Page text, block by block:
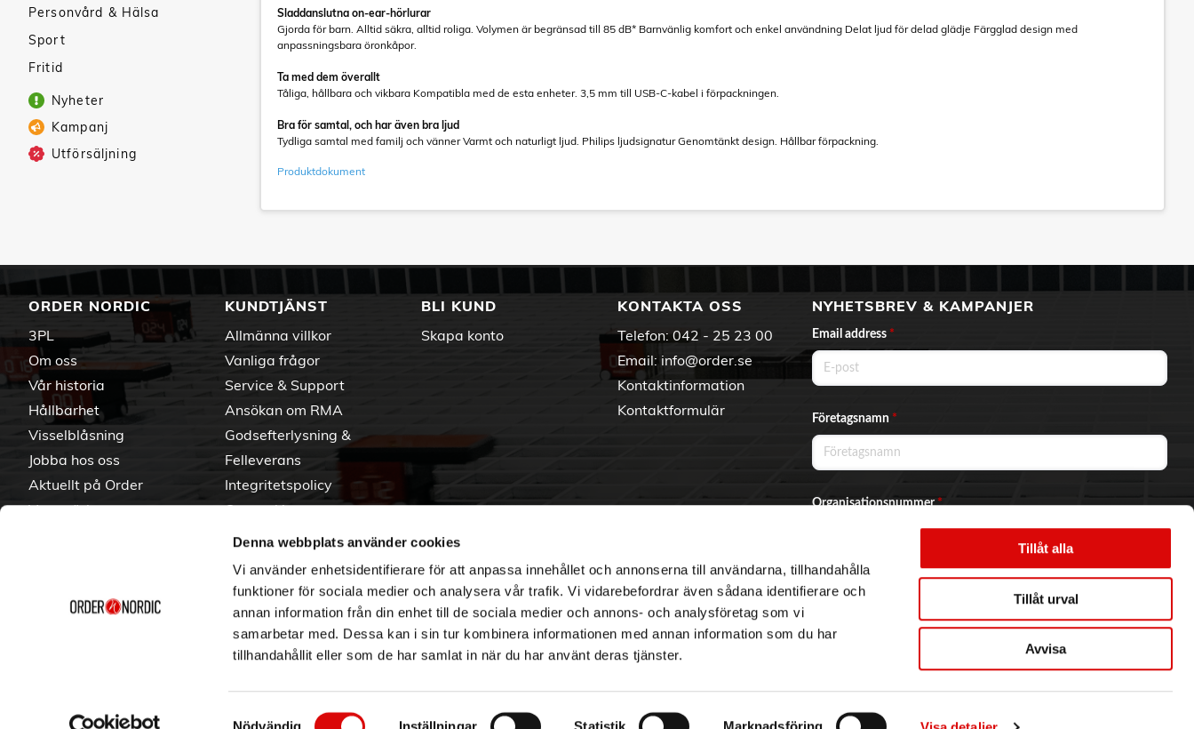
Denna webbplats använder cookies
Vi använder enhetsidentifierare för att anpassa innehållet och annonserna till användarna, tillhandahålla
funktioner för sociala medier och analysera vår trafik. Vi vidarebefordrar även sådana identifierare och
annan information från din enhet till de sociala medier och annons- och analysföretag som vi
samarbetar med. Dessa kan i sin tur kombinera informationen med annan information som du har
tillhandahållit eller som de har samlat in när du har använt deras tjänster.
Samtyckesval
Tillåt alla
Tillåt urval
Avvisa
Personvård & Hälsa
Sport
Fritid
Nyheter
Kampanj
Utförsäljning
Sladdanslutna on-ear-hörlurar
Gjorda för barn. Alltid säkra, alltid roliga. Volymen är begränsad till 85 dB* Barnvänlig komfort och enkel användning Delat ljud för delad glädje Färgglad design med
anpassningsbara öronkåpor.
Ta med dem överallt
Tåliga, hållbara och vikbara Kompatibla med de esta enheter. 3,5 mm till USB-C-kabel i förpackningen.
Bra för samtal, och har även bra ljud
Tydliga samtal med familj och vänner Varmt och naturligt ljud. Philips ljudsignatur Genomtänkt design. Hållbar förpackning.
Produktdokument
ORDER NORDIC
3PL
Om oss
Vår historia
Hållbarhet
Visselblåsning
Jobba hos oss
Aktuellt på Order
Varumärken
KUNDTJÄNST
Allmänna villkor
Vanliga frågor
Service & Support
Ansökan om RMA
Godsefterlysning &
Felleverans
Integritetspolicy
Om cookies
BLI KUND
Skapa konto
KONTAKTA OSS
Telefon: 042 - 25 23 00
Email: info@order.se
Kontaktinformation
Kontaktformulär
NYHETSBREV & KAMPANJER
Email address *
Företagsnamn *
Organisationsnummer*
Ja, jag vill prenumerera på nyhetsbrevet.
Copyright © 2026 Order Nordic